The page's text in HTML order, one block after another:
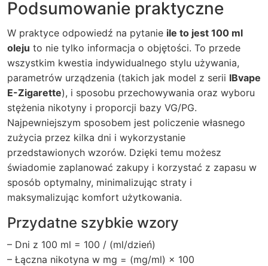
Podsumowanie praktyczne
W praktyce odpowiedź na pytanie ile to jest 100 ml
oleju to nie tylko informacja o objętości. To przede
wszystkim kwestia indywidualnego stylu używania,
parametrów urządzenia (takich jak model z serii IBvape
E-Zigarette), i sposobu przechowywania oraz wyboru
stężenia nikotyny i proporcji bazy VG/PG.
Najpewniejszym sposobem jest policzenie własnego
zużycia przez kilka dni i wykorzystanie
przedstawionych wzorów. Dzięki temu możesz
świadomie zaplanować zakupy i korzystać z zapasu w
sposób optymalny, minimalizując straty i
maksymalizując komfort użytkowania.
Przydatne szybkie wzory
– Dni z 100 ml = 100 / (ml/dzień)
– Łączna nikotyna w mg = (mg/ml) × 100